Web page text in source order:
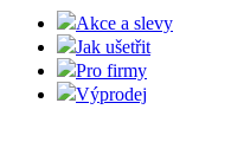
Akce a slevy
Jak ušetřit
Pro firmy
Výprodej